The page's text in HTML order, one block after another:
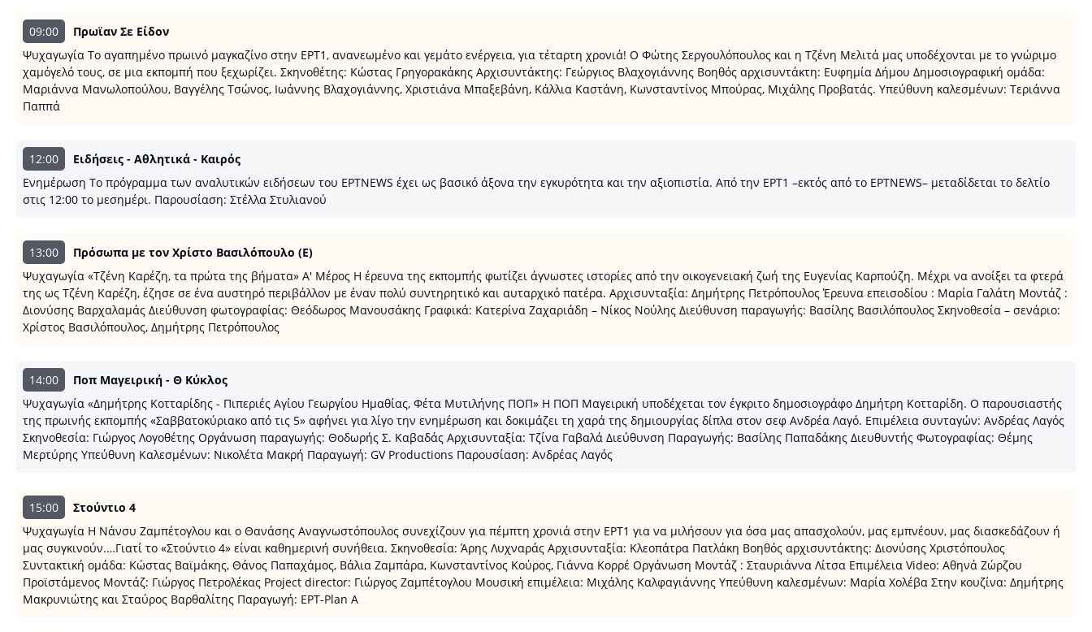
09:00
Πρωϊαν Σε Είδον
Ψυχαγωγία Το αγαπημένο πρωινό μαγκαζίνο στην ΕΡΤ1, ανανεωμένο και γεμάτο ενέργεια, για τέταρτη χρονιά! Ο Φώτης Σεργουλόπουλος και η Τζένη Μελιτά μας υποδέχονται με το γνώριμο
χαμόγελό τους, σε μια εκπομπή που ξεχωρίζει. Σκηνοθέτης: Κώστας Γρηγορακάκης Αρχισυντάκτης: Γεώργιος Βλαχογιάννης Βοηθός αρχισυντάκτη: Ευφημία Δήμου Δημοσιογραφική ομάδα:
Μαριάννα Μανωλοπούλου, Βαγγέλης Τσώνος, Ιωάννης Βλαχογιάννης, Χριστιάνα Μπαξεβάνη, Κάλλια Καστάνη, Κωνσταντίνος Μπούρας, Μιχάλης Προβατάς. Υπεύθυνη καλεσμένων: Τεριάννα
Παππά
12:00
Ειδήσεις - Αθλητικά - Καιρός
Ενημέρωση Το πρόγραμμα των αναλυτικών ειδήσεων του ΕΡΤNEWS έχει ως βασικό άξονα την εγκυρότητα και την αξιοπιστία. Από την ΕΡΤ1 –εκτός από το ΕΡTNEWS– μεταδίδεται το δελτίο
στις 12:00 το μεσημέρι. Παρουσίαση: Στέλλα Στυλιανού
13:00
Πρόσωπα με τον Χρίστο Βασιλόπουλο (E)
Ψυχαγωγία «Τζένη Καρέζη, τα πρώτα της βήματα» Α' Μέρος Η έρευνα της εκπομπής φωτίζει άγνωστες ιστορίες από την οικογενειακή ζωή της Ευγενίας Καρπούζη. Μέχρι να ανοίξει τα φτερά
της ως Τζένη Καρέζη, έζησε σε ένα αυστηρό περιβάλλον με έναν πολύ συντηρητικό και αυταρχικό πατέρα. Αρχισυνταξία: Δημήτρης Πετρόπουλος Έρευνα επεισοδίου : Μαρία Γαλάτη Μοντάζ :
Διονύσης Βαρχαλαμάς Διεύθυνση φωτογραφίας: Θεόδωρος Μανουσάκης Γραφικά: Κατερίνα Ζαχαριάδη – Νίκος Νούλης Διεύθυνση παραγωγής: Βασίλης Βασιλόπουλος Σκηνοθεσία – σενάριο:
Χρίστος Βασιλόπουλος, Δημήτρης Πετρόπουλος
14:00
Ποπ Μαγειρική - Θ Κύκλος
Ψυχαγωγία «Δημήτρης Κοτταρίδης - Πιπεριές Αγίου Γεωργίου Ημαθίας, Φέτα Μυτιλήνης ΠΟΠ» Η ΠΟΠ Μαγειρική υποδέχεται τον έγκριτο δημοσιογράφο Δημήτρη Κοτταρίδη. Ο παρουσιαστής
της πρωινής εκπομπής «Σαββατοκύριακο από τις 5» αφήνει για λίγο την ενημέρωση και δοκιμάζει τη χαρά της δημιουργίας δίπλα στον σεφ Ανδρέα Λαγό. Eπιμέλεια συνταγών: Ανδρέας Λαγός
Σκηνοθεσία: Γιώργος Λογοθέτης Οργάνωση παραγωγής: Θοδωρής Σ. Καβαδάς Αρχισυνταξία: Τζίνα Γαβαλά Διεύθυνση Παραγωγής: Βασίλης Παπαδάκης Διευθυντής Φωτογραφίας: Θέμης
Μερτύρης Υπεύθυνη Καλεσμένων: Νικολέτα Μακρή Παραγωγή: GV Productions Παρουσίαση: Ανδρέας Λαγός
15:00
Στούντιο 4
Ψυχαγωγία Η Νάνσυ Ζαμπέτογλου και ο Θανάσης Αναγνωστόπουλος συνεχίζουν για πέμπτη χρονιά στην ΕΡΤ1 για να μιλήσουν για όσα μας απασχολούν, μας εμπνέουν, μας διασκεδάζουν ή
μας συγκινούν.…Γιατί το «Στούντιο 4» είναι καθημερινή συνήθεια. Σκηνοθεσία: Άρης Λυχναράς Αρχισυνταξία: Κλεοπάτρα Πατλάκη Βοηθός αρχισυντάκτης: Διονύσης Χριστόπουλος
Συντακτική ομάδα: Κώστας Βαϊμάκης, Θάνος Παπαχάμος, Βάλια Ζαμπάρα, Κωνσταντίνος Κούρος, Γιάννα Κορρέ Οργάνωση Μοντάζ : Σταυριάννα Λίτσα Επιμέλεια Video: Αθηνά Ζώρζου
Προϊστάμενος Μοντάζ: Γιώργος Πετρολέκας Project director: Γιώργος Ζαμπέτογλου Μουσική επιμέλεια: Μιχάλης Καλφαγιάννης Υπεύθυνη καλεσμένων: Μαρία Χολέβα Στην κουζίνα: Δημήτρης
Μακρυνιώτης και Σταύρος Βαρθαλίτης Παραγωγή: EΡT-Plan A